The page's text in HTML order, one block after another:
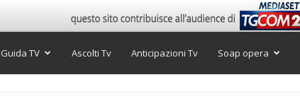
Guida TV Ascolti Tv Anticipazioni Tv Soap opera